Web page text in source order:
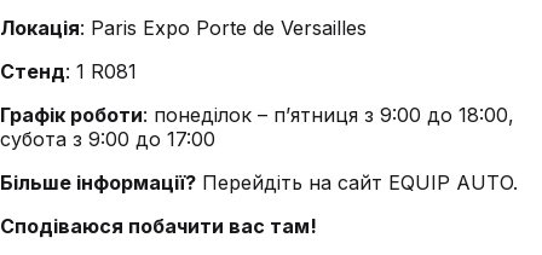
Локація: Paris Expo Porte de Versailles
Стенд: 1 R081
Графік роботи: понеділок – п’ятниця з 9:00 до 18:00,
субота з 9:00 до 17:00
Більше інформації? Перейдіть на сайт EQUIP AUTO.
Сподіваюся побачити вас там!